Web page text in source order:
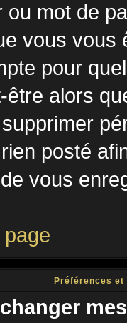
ou mot de
vous
pour
être alors
posté
vous
Préférences